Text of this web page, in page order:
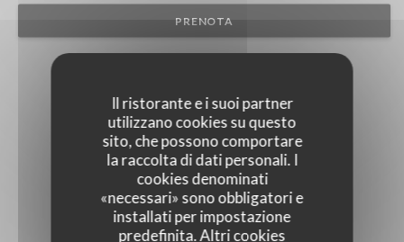
Il ristorante e i suoi partner
utilizzano cookies su questo
sito, che possono comportare
la raccolta di dati personali. I
cookies denominati
«necessari» sono obbligatori e
installati per impostazione
predefinita. Altri cookies
PRENOTA